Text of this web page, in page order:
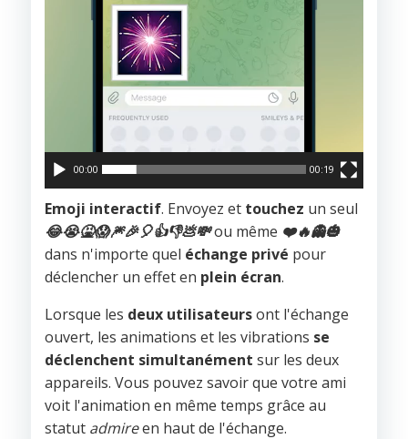
00:00 00:19
Emoji interactif. Envoyez et touchez un seul
😂😭🤮😱🎆🎉🎈👍👎💩💸ou même ❤️🔥👻🎃
dans n'importe quel échange privé pour
déclencher un effet en plein écran.
Lorsque les deux utilisateursont l'échange
ouvert, les animations et les vibrations se
déclenchent simultanément sur les deux
appareils. Vous pouvez savoir que votre ami
voit l'animation en même temps grâce au
statut admireen haut de l'échange.